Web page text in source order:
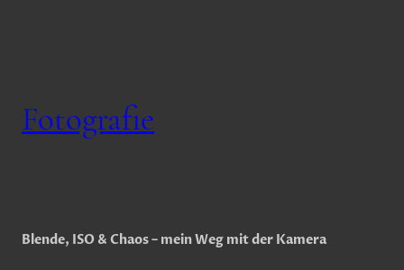
Fotografie
Blende, ISO & Chaos – mein Weg mit der Kamera